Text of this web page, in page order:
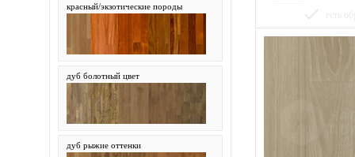
красный/экзотические породы
дуб болотный цвет
дуб рыжие оттенки